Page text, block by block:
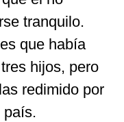
tranquilo.
que había
hijos, pero
redimido por
país.